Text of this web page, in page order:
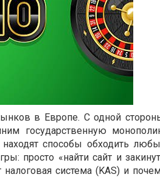
в Европе. С одной
государственную
способы обходить
просто «найти сайт и
система (KAS) и